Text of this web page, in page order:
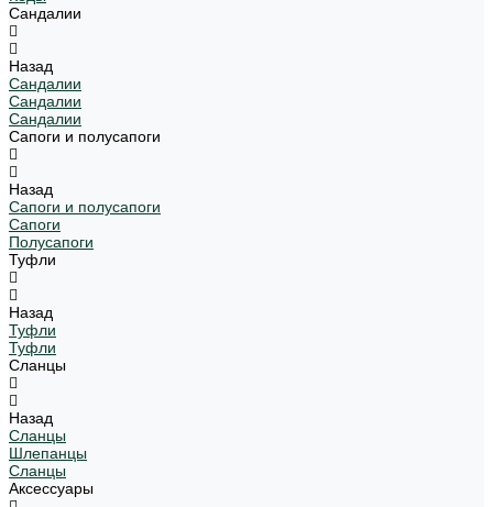
Сандалии
Назад
Сандалии
Сандалии
Сандалии
Сапоги и полусапоги
Назад
Сапоги и полусапоги
Сапоги
Полусапоги
Туфли
Назад
Туфли
Туфли
Сланцы
Назад
Сланцы
Шлепанцы
Сланцы
Аксессуары